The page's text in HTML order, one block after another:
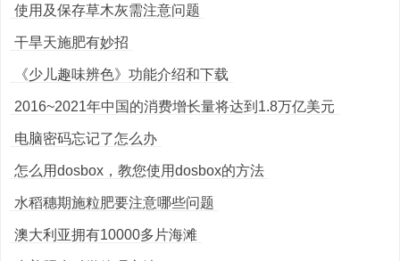
使用及保存草木灰需注意问题
干旱天施肥有妙招
《少儿趣味辨色》功能介绍和下载
2016~2021年中国的消费增长量将达到1.8万亿美元
电脑密码忘记了怎么办
怎么用dosbox，教您使用dosbox的方法
水稻穗期施粒肥要注意哪些问题
澳大利亚拥有10000多片海滩